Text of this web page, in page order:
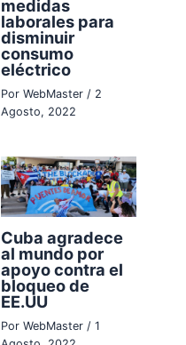
medidas
laborales para
disminuir
consumo
eléctrico
Por WebMaster / 2
Agosto, 2022
Cuba agradece
al mundo por
apoyo contra el
bloqueo de
EE.UU
Por WebMaster / 1